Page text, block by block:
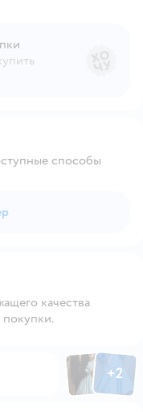
способы
качества
ФотоФото
+2